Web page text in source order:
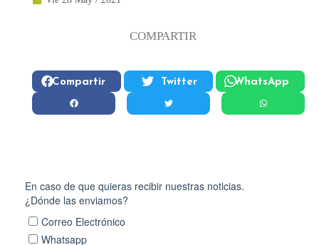
COMPARTIR
Compartir Twitter WhatsApp